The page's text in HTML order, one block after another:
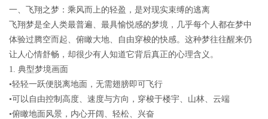
一、飞翔之梦：乘风而上的轻盈，是对现实束缚的逃离
飞翔梦是全人类最普遍、最具愉悦感的梦境，几乎每个人都在梦中
体验过腾空而起、俯瞰大地、自由穿梭的快感。这种梦往往醒来仍
让人心情舒畅，却很少有人知道它背后真正的心理含义。
1. 典型梦境画面
•轻轻一跃便脱离地面，无需翅膀即可飞行
•可以自由控制高度、速度与方向，穿梭于楼宇、山林、云端
•俯瞰地面风景，内心开阔、轻松、兴奋